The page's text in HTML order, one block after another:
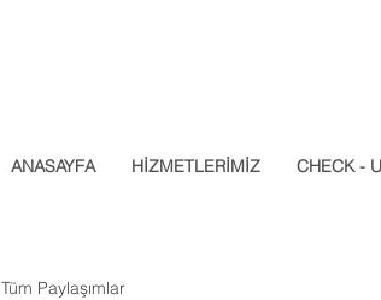
ANASAYFA HİZMETLERİMİZ CHECK -
Tüm Paylaşımlar